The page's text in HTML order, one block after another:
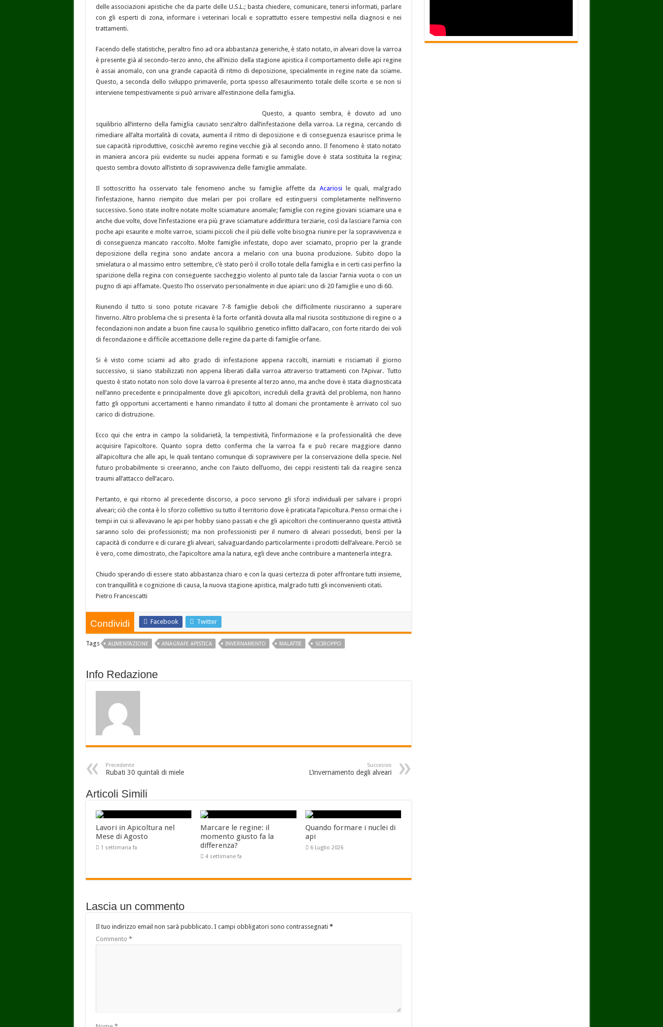
delle associazioni apistiche che da parte delle U.S.L.; basta chiedere, comunicare, tenersi informati, parlare
con gli esperti di zona, informare i veterinari locali e soprattutto essere tempestivi nella diagnosi e nei
trattamenti.
Facendo delle statistiche, peraltro fino ad ora abbastanza generiche, è stato notato, in alveari dove la varroa
è presente già al secondo-terzo anno, che all’inizio della stagione apistica il comportamento delle api regine
è assai anomalo, con una grande capacità di ritmo di deposizione, specialmente in regine nate da sciame.
Questo, a seconda dello sviluppo primaverile, porta spesso all’esaurimento totale delle scorte e se non si
interviene tempestivamente si può arrivare all’estinzione della famiglia.
Questo, a quanto sembra, è dovuto ad uno
squilibrio all’interno della famiglia causato senz’altro dall’infestazione della varroa. La regina, cercando di
rimediare all’alta mortalità di covata, aumenta il ritmo di deposizione e di conseguenza esaurisce prima le
sue capacità riproduttive, cosicchè avremo regine vecchie già al secondo anno. Il fenomeno è stato notato
in maniera ancora più evidente su nuclei appena formati e su famiglie dove è stata sostituita la regina;
questo sembra dovuto all’istinto di sopravvivenza delle famiglie ammalate.
Il sottoscritto ha osservato tale fenomeno anche su famiglie affette da Acariosi le quali, malgrado
l’infestazione, hanno riempito due melari per poi crollare ed estinguersi completamente nell’inverno
successivo. Sono state inoltre notate molte sciamature anomale; famiglie con regine giovani sciamare una e
anche due volte, dove l’infestazione era più grave sciamature addirittura terziarie, così da lasciare l’arnia con
poche api esaurite e molte varroe, sciami piccoli che il più delle volte bisogna riunire per la sopravvivenza e
di conseguenza mancato raccolto. Molte famiglie infestate, dopo aver sciamato, proprio per la grande
deposizione della regina sono andate ancora a melario con una buona produzione. Subito dopo la
smielatura o al massimo entro settembre, c’è stato però il crollo totale della famiglia e in certi casi perfino la
sparizione della regina con conseguente saccheggio violento al punto tale da lasciar l’arnia vuota o con un
pugno di api affamate. Questo l’ho osservato personalmente in due apiari: uno di 20 famiglie e uno di 60.
Riunendo il tutto si sono potute ricavare 7-8 famiglie deboli che difficilmente riusciranno a superare
l’inverno. Altro problema che si presenta è la forte orfanità dovuta alla mal riuscita sostituzione di regine o a
fecondazioni non andate a buon fine causa lo squilibrio genetico inflitto dall’acaro, con forte ritardo dei voli
di fecondazione e difficile accettazione delle regine da parte di famiglie orfane.
Si è visto come sciami ad alto grado di infestazione appena raccolti, inarniati e risciamati il giorno
successivo, si siano stabilizzati non appena liberati dalla varroa attraverso trattamenti con l’Apivar. Tutto
questo è stato notato non solo dove la varroa è presente al terzo anno, ma anche dove è stata diagnosticata
nell’anno precedente e principalmente dove gli apicoltori, increduli della gravità del problema, non hanno
fatto gli opportuni accertamenti e hanno rimandato il tutto al domani che prontamente è arrivato col suo
carico di distruzione.
Ecco qui che entra in campo la solidarietà, la tempestività, l’informazione e la professionalità che deve
acquisire l’apicoltore. Quanto sopra detto conferma che la varroa fa e può recare maggiore danno
all’apicoltura che alle api, le quali tentano comunque di soprawivere per la conservazione della specie. Nel
futuro probabilmente si creeranno, anche con l’aiuto dell’uomo, dei ceppi resistenti tali da reagire senza
traumi all’attacco dell’acaro.
Pertanto, e qui ritorno al precedente discorso, a poco servono gli sforzi individuali per salvare i propri
alveari; ciò che conta è lo sforzo collettivo su tutto il territorio dove è praticata l’apicoltura. Penso ormai che i
tempi in cui si allevavano le api per hobby siano passati e che gli apicoltori che continueranno questa attività
saranno solo dei professionisti; ma non professionisti per il numero di alveari posseduti, bensì per la
capacità di condurre e di curare gli alveari, salvaguardando particolarmente i prodotti dell’alveare. Perciò se
è vero, come dimostrato, che l’apicoltore ama la natura, egli deve anche contribuire a mantenerla integra.
Chiudo sperando di essere stato abbastanza chiaro e con la quasi certezza di poter affrontare tutti insieme,
con tranquillità e cognizione di causa, la nuova stagione apistica, malgrado tutti gli inconvenienti citati.
Pietro Francescatti
Condividi Facebook Twitter
Tags ALIMENTAZIONE ANAGRAFE APISTICA INVERNAMENTO MALATTIE SCIROPPO
Info Redazione
Precedente
Rubati 30 quintali di miele
Succesivo
L’invernamento degli alveari
Articoli Simili
Lavori in Apicoltura nel
Mese di Agosto
1 settimana fa
Marcare le regine: il
momento giusto fa la
differenza?
4 settimane fa
Quando formare i nuclei di
api
6 Luglio 2026
Lascia un commento
Il tuo indirizzo email non sarà pubblicato. I campi obbligatori sono contrassegnati *
Commento *